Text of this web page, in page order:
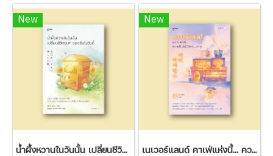
New
น้ำผึ้งหวานในวันนั้น เปลี่ยนชีวิตขมๆ ของฉันในวันนี้
New
เนเวอร์แลนด์ คาเฟ่แห่งนี้... ความฝันไม่มีวันหมดอายุ